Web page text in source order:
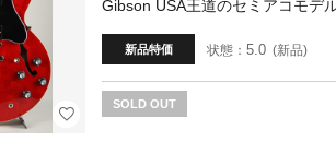
Gibson USA王道のセミアコモデ
新品特価 状態： 5.0 新品
SOLD OUT